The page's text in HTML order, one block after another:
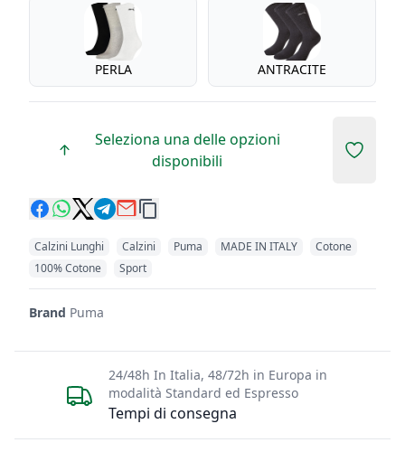
PERLA ANTRACITE
Seleziona una delle opzioni
disponibili
Add to
Calzini Lunghi Calzini Puma MADE IN ITALY
Cotone
100% Cotone
Sport
Brand Puma
Tempi di consegna
24/48h In Italia, 48/72h in Europa in
modalità Standard ed Espresso